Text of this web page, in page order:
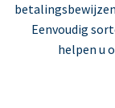
Eenvoudig
helpen u